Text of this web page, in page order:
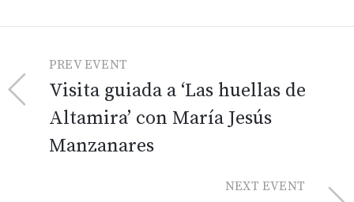
PREV EVENT
Visita guiada a ‘Las huellas de
Altamira’ con María Jesús
Manzanares
NEXT EVENT